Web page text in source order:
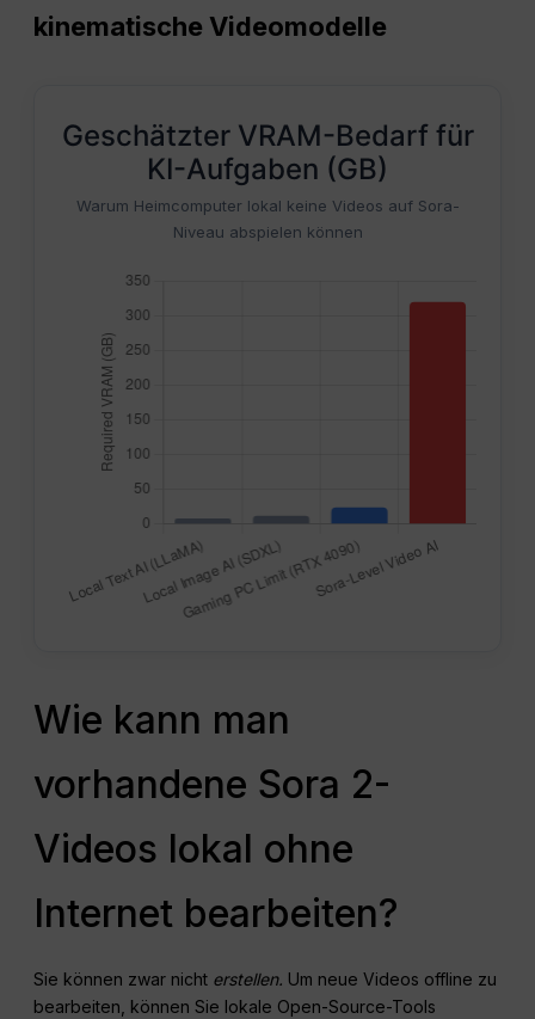
kinematische Videomodelle
Geschätzter VRAM-Bedarf für
KI-Aufgaben (GB)
Warum Heimcomputer lokal keine Videos auf Sora-
Niveau abspielen können
Wie kann man
vorhandene Sora 2-
Videos lokal ohne
Internet bearbeiten?
Sie können zwar nicht erstellen. Um neue Videos offline zu
bearbeiten, können Sie lokale Open-Source-Tools